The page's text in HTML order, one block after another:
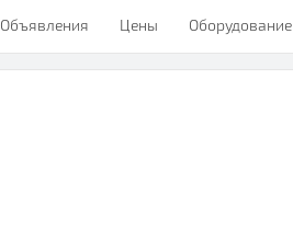
Объявления Цены Оборудование